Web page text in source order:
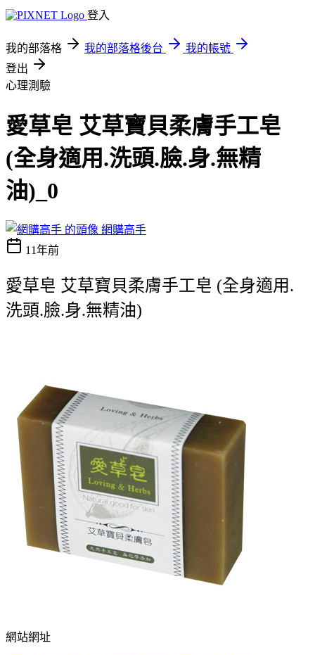
登入
我的部落格 我的部落格後台
我的帳號
登出
心理測驗
愛草皂 艾草寶貝柔膚手工皂
(全身適用.洗頭.臉.身.無精
油)_0
網購高手
11年前
愛草皂 艾草寶貝柔膚手工皂 (全身適用.
洗頭.臉.身.無精油)
網站網址